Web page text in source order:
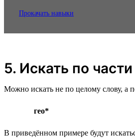
Прокачать навыки
5. Искать по
Можно искать не по целому слову, а
гео*
В приведённом примере будут